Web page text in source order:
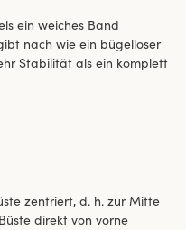
ein weiches Band
nach wie ein bügelloser
Stabilität als ein komplett
zentriert, d. h. zur Mitte
direkt von vorne